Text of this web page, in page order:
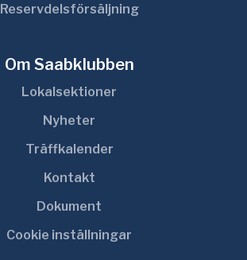
Reservdelsförsäljning
Om Saabklubben
Lokalsektioner
Nyheter
Träffkalender
Kontakt
Dokument
Cookie inställningar